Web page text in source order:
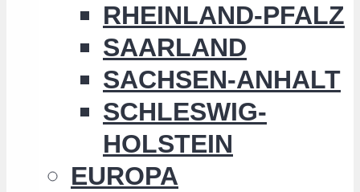
RHEINLAND-PFALZ
SAARLAND
SACHSEN-ANHALT
SCHLESWIG-
HOLSTEIN
EUROPA